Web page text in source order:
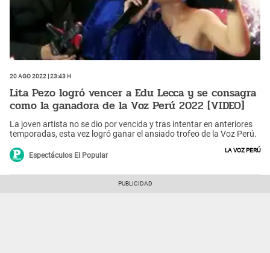
20 Ago 2022 | 23:43 h
Lita Pezo logró vencer a Edu Lecca y se consagra
como la ganadora de la Voz Perú 2022 [VIDEO]
La joven artista no se dio por vencida y tras intentar en anteriores
temporadas, esta vez logró ganar el ansiado trofeo de la Voz Perú.
Espectáculos El Popular
La Voz Perú